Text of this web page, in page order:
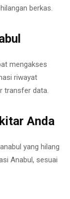
berkas.
mengakses
riwayat
transfer data.
Anda
yang hilang
Anabul, sesuai